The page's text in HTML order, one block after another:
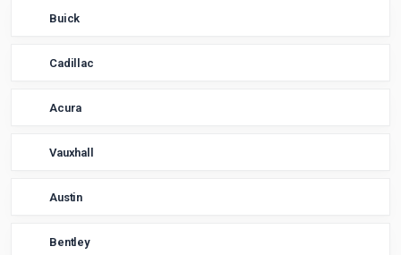
Buick
Cadillac
Acura
Vauxhall
Austin
Bentley